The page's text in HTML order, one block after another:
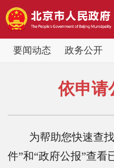
要闻动态 政务公开
要闻动态
党中央精神
北京要闻
各区热点
依申请
为帮助您快速查找
件”和“政府公报”查看